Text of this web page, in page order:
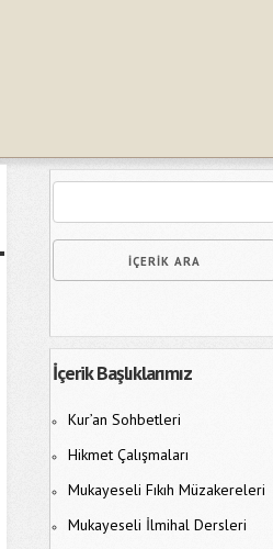
İçerik Başlıklarımız
Kur’an Sohbetleri
Hikmet Çalışmaları
Mukayeseli Fıkıh Müzakereleri
Mukayeseli İlmihal Dersleri